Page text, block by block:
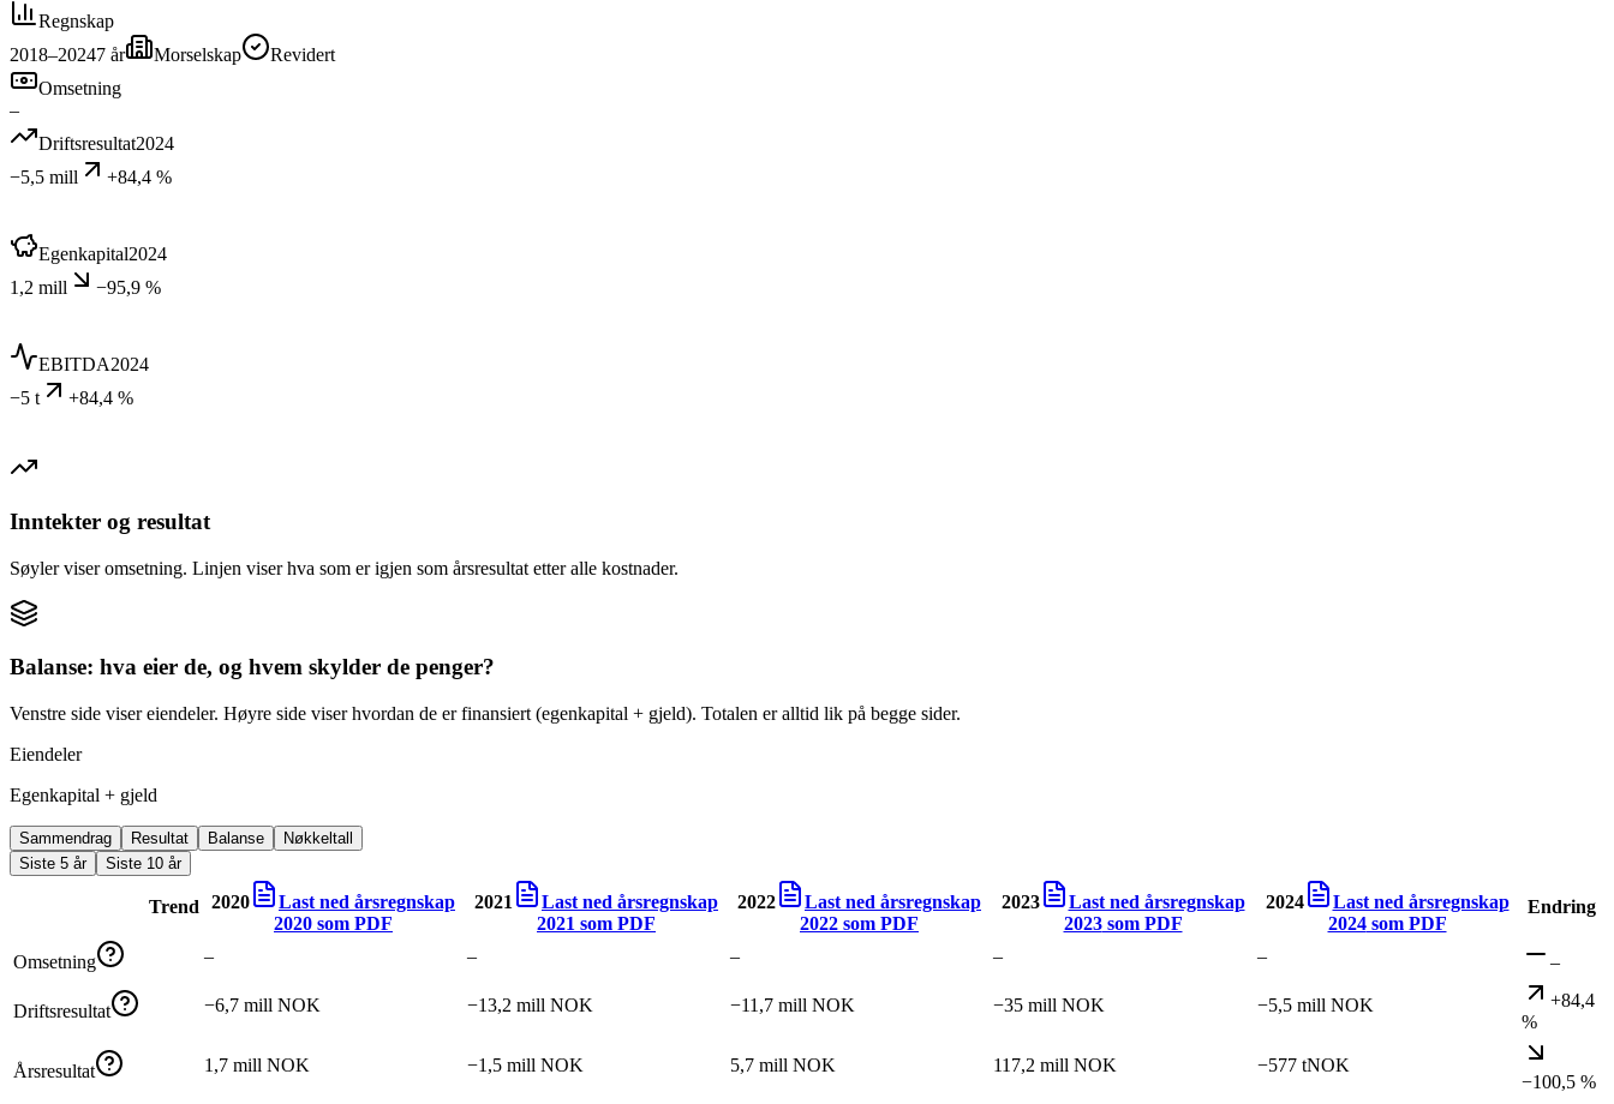
Regnskap
2018–20247 år Morselskap
Revidert
Omsetning
–
Driftsresultat2024
−5,5 mill
+84,4 %
Egenkapital2024
1,2 mill
−95,9 %
EBITDA2024
−5 t
+84,4 %
Inntekter og resultat
Søyler viser omsetning. Linjen viser hva som er igjen som årsresultat etter alle kostnader.
Balanse: hva eier de, og hvem skylder de penger?
Venstre side viser eiendeler. Høyre side viser hvordan de er finansiert (egenkapital + gjeld). Totalen er alltid lik på begge sider.
Eiendeler
Egenkapital + gjeld
Sammendrag Resultat Balanse
Nøkkeltall
Siste 5 år
Siste 10 år
Trend 2020
Last ned årsregnskap
2020 som PDF
2021
Last ned årsregnskap
2021 som PDF
2022
Last ned årsregnskap
2022 som PDF
2023
Last ned årsregnskap
2023som PDF
2024
Last ned årsregnskap
2024som PDF
Endring
Omsetning – – – – – –
Driftsresultat −6,7 mill NOK −13,2 mill NOK −11,7 mill NOK −35 mill NOK −5,5 mill NOK
+84,4
%
Årsresultat 1,7 mill NOK −1,5 mill NOK 5,7 mill NOK 117,2 mill NOK
−577 tNOK
−100,5 %